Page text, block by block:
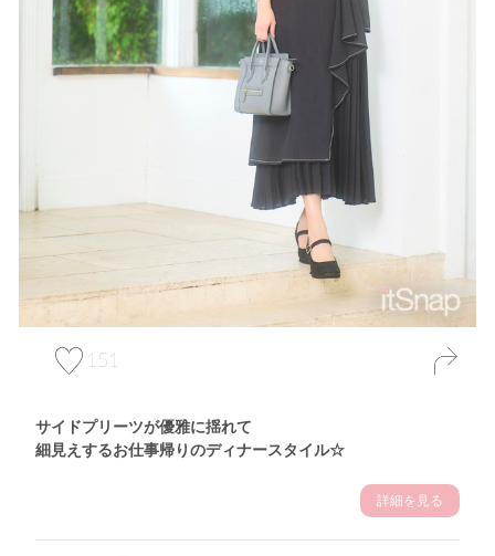
151
サイドプリーツが優雅に揺れて
細見えするお仕事帰りのディナースタイル☆
詳細を見る